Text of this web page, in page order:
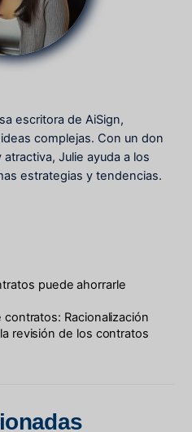
escritora de AiSign,
complejas. Con un don
Julie ayuda a los
estrategias y tendencias.
puede ahorrarle
Racionalización
revisión de los contratos